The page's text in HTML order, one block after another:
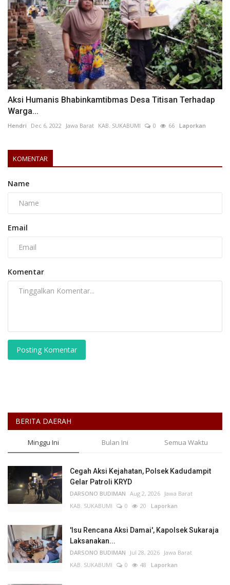
Aksi Humanis Bhabinkamtibmas Desa Titisan Terhadap
Warga...
Hendri Dec 6, 2022 Jawa Barat KAB. SUKABUMI 0 66 Laporkan
KOMENTAR
Name
Email
Komentar
Posting Komentar
BERITA DAERAH
Minggu Ini Bulan Ini Semua Waktu
Cegah Aksi Kejahatan, Polsek Kadudampit
Gelar Patroli KRYD
DARSONO BUDIMAN Aug 2, 2026 Jawa Barat
KAB. SUKABUMI
0 20 Laporkan
'Isu Rencana Aksi Damai', Kapolsek Sukaraja
Laksanakan...
DARSONO BUDIMAN Jul 28, 2026 Jawa Barat
KAB. SUKABUMI
0 48 Laporkan